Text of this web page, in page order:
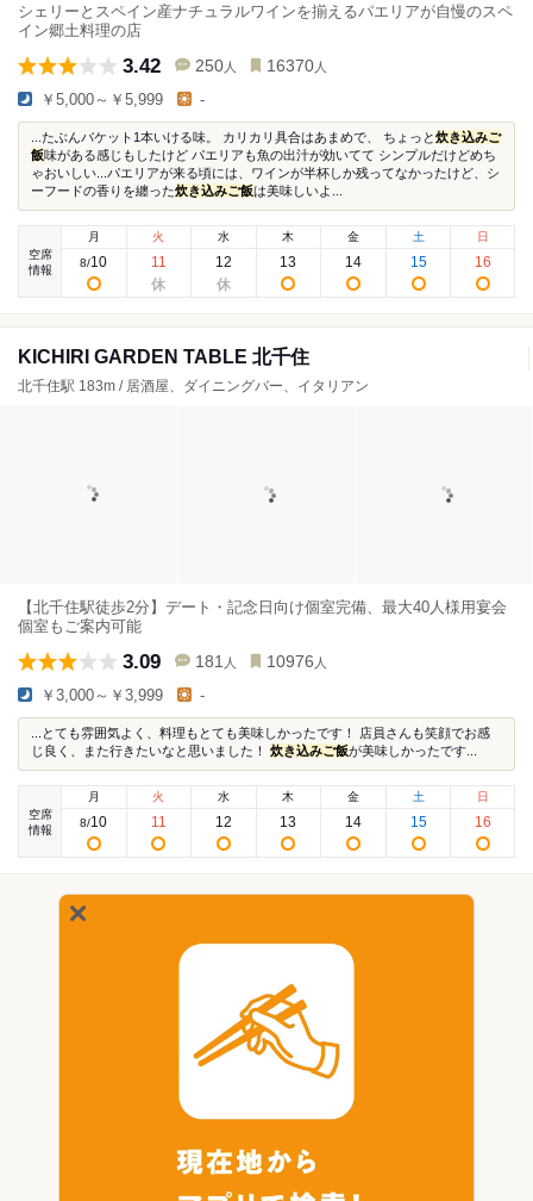
シェリーとスペイン産ナチュラルワインを揃えるパエリアが自慢のスペ
イン郷土料理の店
3.42 250 人 16370 人
￥5,000～￥5,999 -
...たぶんバケット1本いける味。 カリカリ具合はあまめで、 ちょっと炊き込みご
飯味がある感じもしたけど パエリアも魚の出汁が効いてて シンプルだけどめち
ゃおいしい...パエリアが来る頃には、ワインが半杯しか残ってなかったけど、シ
ーフードの香りを纏った炊き込みご飯は美味しいよ...
空席
情報
月
8/10
火
11
水
12
木
13
金
14
土
15
日
16
KICHIRI GARDEN TABLE 北千住
北千住駅 183m / 居酒屋、ダイニングバー、イタリアン
【北千住駅徒歩2分】デート・記念日向け個室完備、最大40人様用宴会
個室もご案内可能
3.09 181 人 10976 人
￥3,000～￥3,999 -
...とても雰囲気よく、料理もとても美味しかったです！ 店員さんも笑顔でお感
じ良く、また行きたいなと思いました！ 炊き込みご飯が美味しかったです...
空席
情報
月
8/10
火
11
水
12
木
13
金
14
土
15
日
16